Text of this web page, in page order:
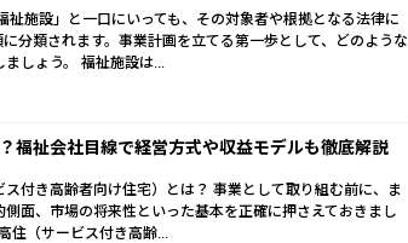
祉施設」と一口にいっても、その対象者や根拠となる法律に
分類されます。事業計画を立てる第一歩として、どのような
しょう。 福祉施設は...
福祉会社目線で経営方式や収益モデルも徹底解説
ス付き高齢者向け住宅）とは？ 事業として取り組む前に、ま
面、市場の将来性といった基本を正確に押さえておきまし
住（サービス付き高齢...